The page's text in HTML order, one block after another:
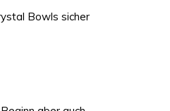
Bowls sicher